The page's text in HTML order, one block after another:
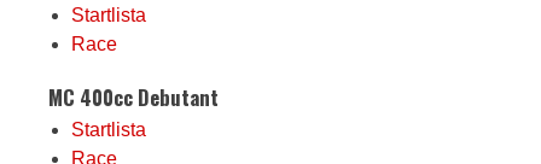
Startlista
Race
MC 400cc Debutant
Startlista
Race